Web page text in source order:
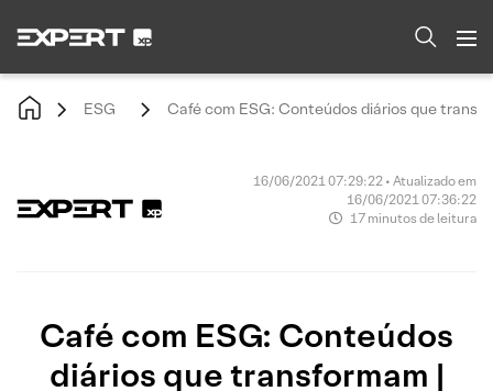
ESG Café com ESG: Conteúdos diários que
16/06/2021 07:29:22 • Atualizado em
16/06/2021 07:36:22
17 minutos de leitura
Café com ESG: Conteúdos
diários que transformam |